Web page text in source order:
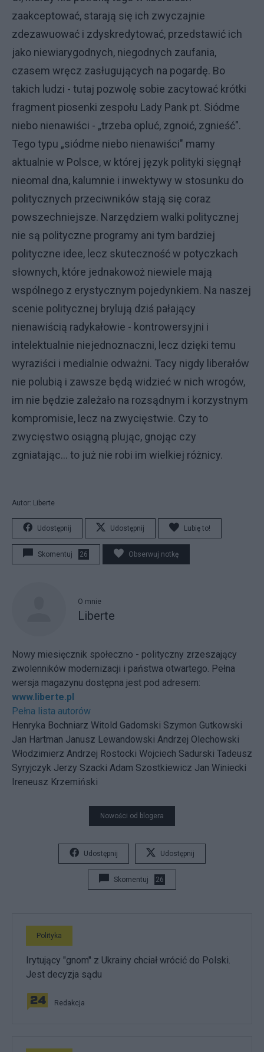
zaakceptować, starają się ich zwyczajnie
zdezawuować i zdyskredytować, przedstawić ich
jako niewiarygodnych, niegodnych zaufania,
czasem wręcz zasługujących na pogardę. Bo
takich ludzi - tutaj pozwolę sobie zacytować krótki
fragment piosenki zespołu Lady Pank pt. Siódme
niebo nienawiści - „trzeba opluć, zgnoić, zgnieść".
Tego typu „siódme niebo nienawiści" mamy
aktualnie w Polsce, w której język polityki sięgnął
nieomal dna, kalumnie i inwektywy w stosunku do
politycznych przeciwników stają się coraz
powszechniejsze. Narzędziem walki politycznej
nie są polityczne programy ani tym bardziej
polityczne idee, lecz skuteczność w potyczkach
słownych, które jednakowoż niewiele mają
wspólnego z erystycznym pojedynkiem. Na naszej
scenie politycznej brylują dziś pałający
nienawiścią radykałowie - kontrowersyjni i
intelektualnie niejednoznaczni, lecz dzięki temu
wyraziści i medialnie odważni. Tacy nigdy liberałów
nie polubią i zawsze będą widzieć w nich wrogów,
im nie będzie zależało na rozsądnym i korzystnym
kompromisie, lecz na zwycięstwie. Czy to
zwycięstwo osiągną plując, gnojąc czy
zgniatając... to już nie robi im wielkiej różnicy.
Autor: Liberte
Udostępnij Udostępnij Lubię to!
Skomentuj 26 Obserwuj notkę
O mnie
Liberte
Nowy miesięcznik społeczno - polityczny zrzeszający
zwolenników modernizacji i państwa otwartego. Pełna
wersja magazynu dostępna jest pod adresem:
www.liberte.pl
Pełna lista autorów
Henryka Bochniarz Witold Gadomski Szymon Gutkowski
Jan Hartman Janusz Lewandowski Andrzej Olechowski
Włodzimierz Andrzej Rostocki Wojciech Sadurski Tadeusz
Syryjczyk Jerzy Szacki Adam Szostkiewicz Jan Winiecki
Ireneusz Krzemiński
Nowości od blogera
Udostępnij Udostępnij
Skomentuj 26
Polityka
Irytujący "gnom" z Ukrainy chciał wrócić do Polski.
Jest decyzja sądu
Redakcja